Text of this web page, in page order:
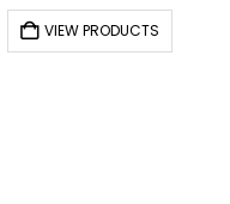
VIEW PRODUCTS